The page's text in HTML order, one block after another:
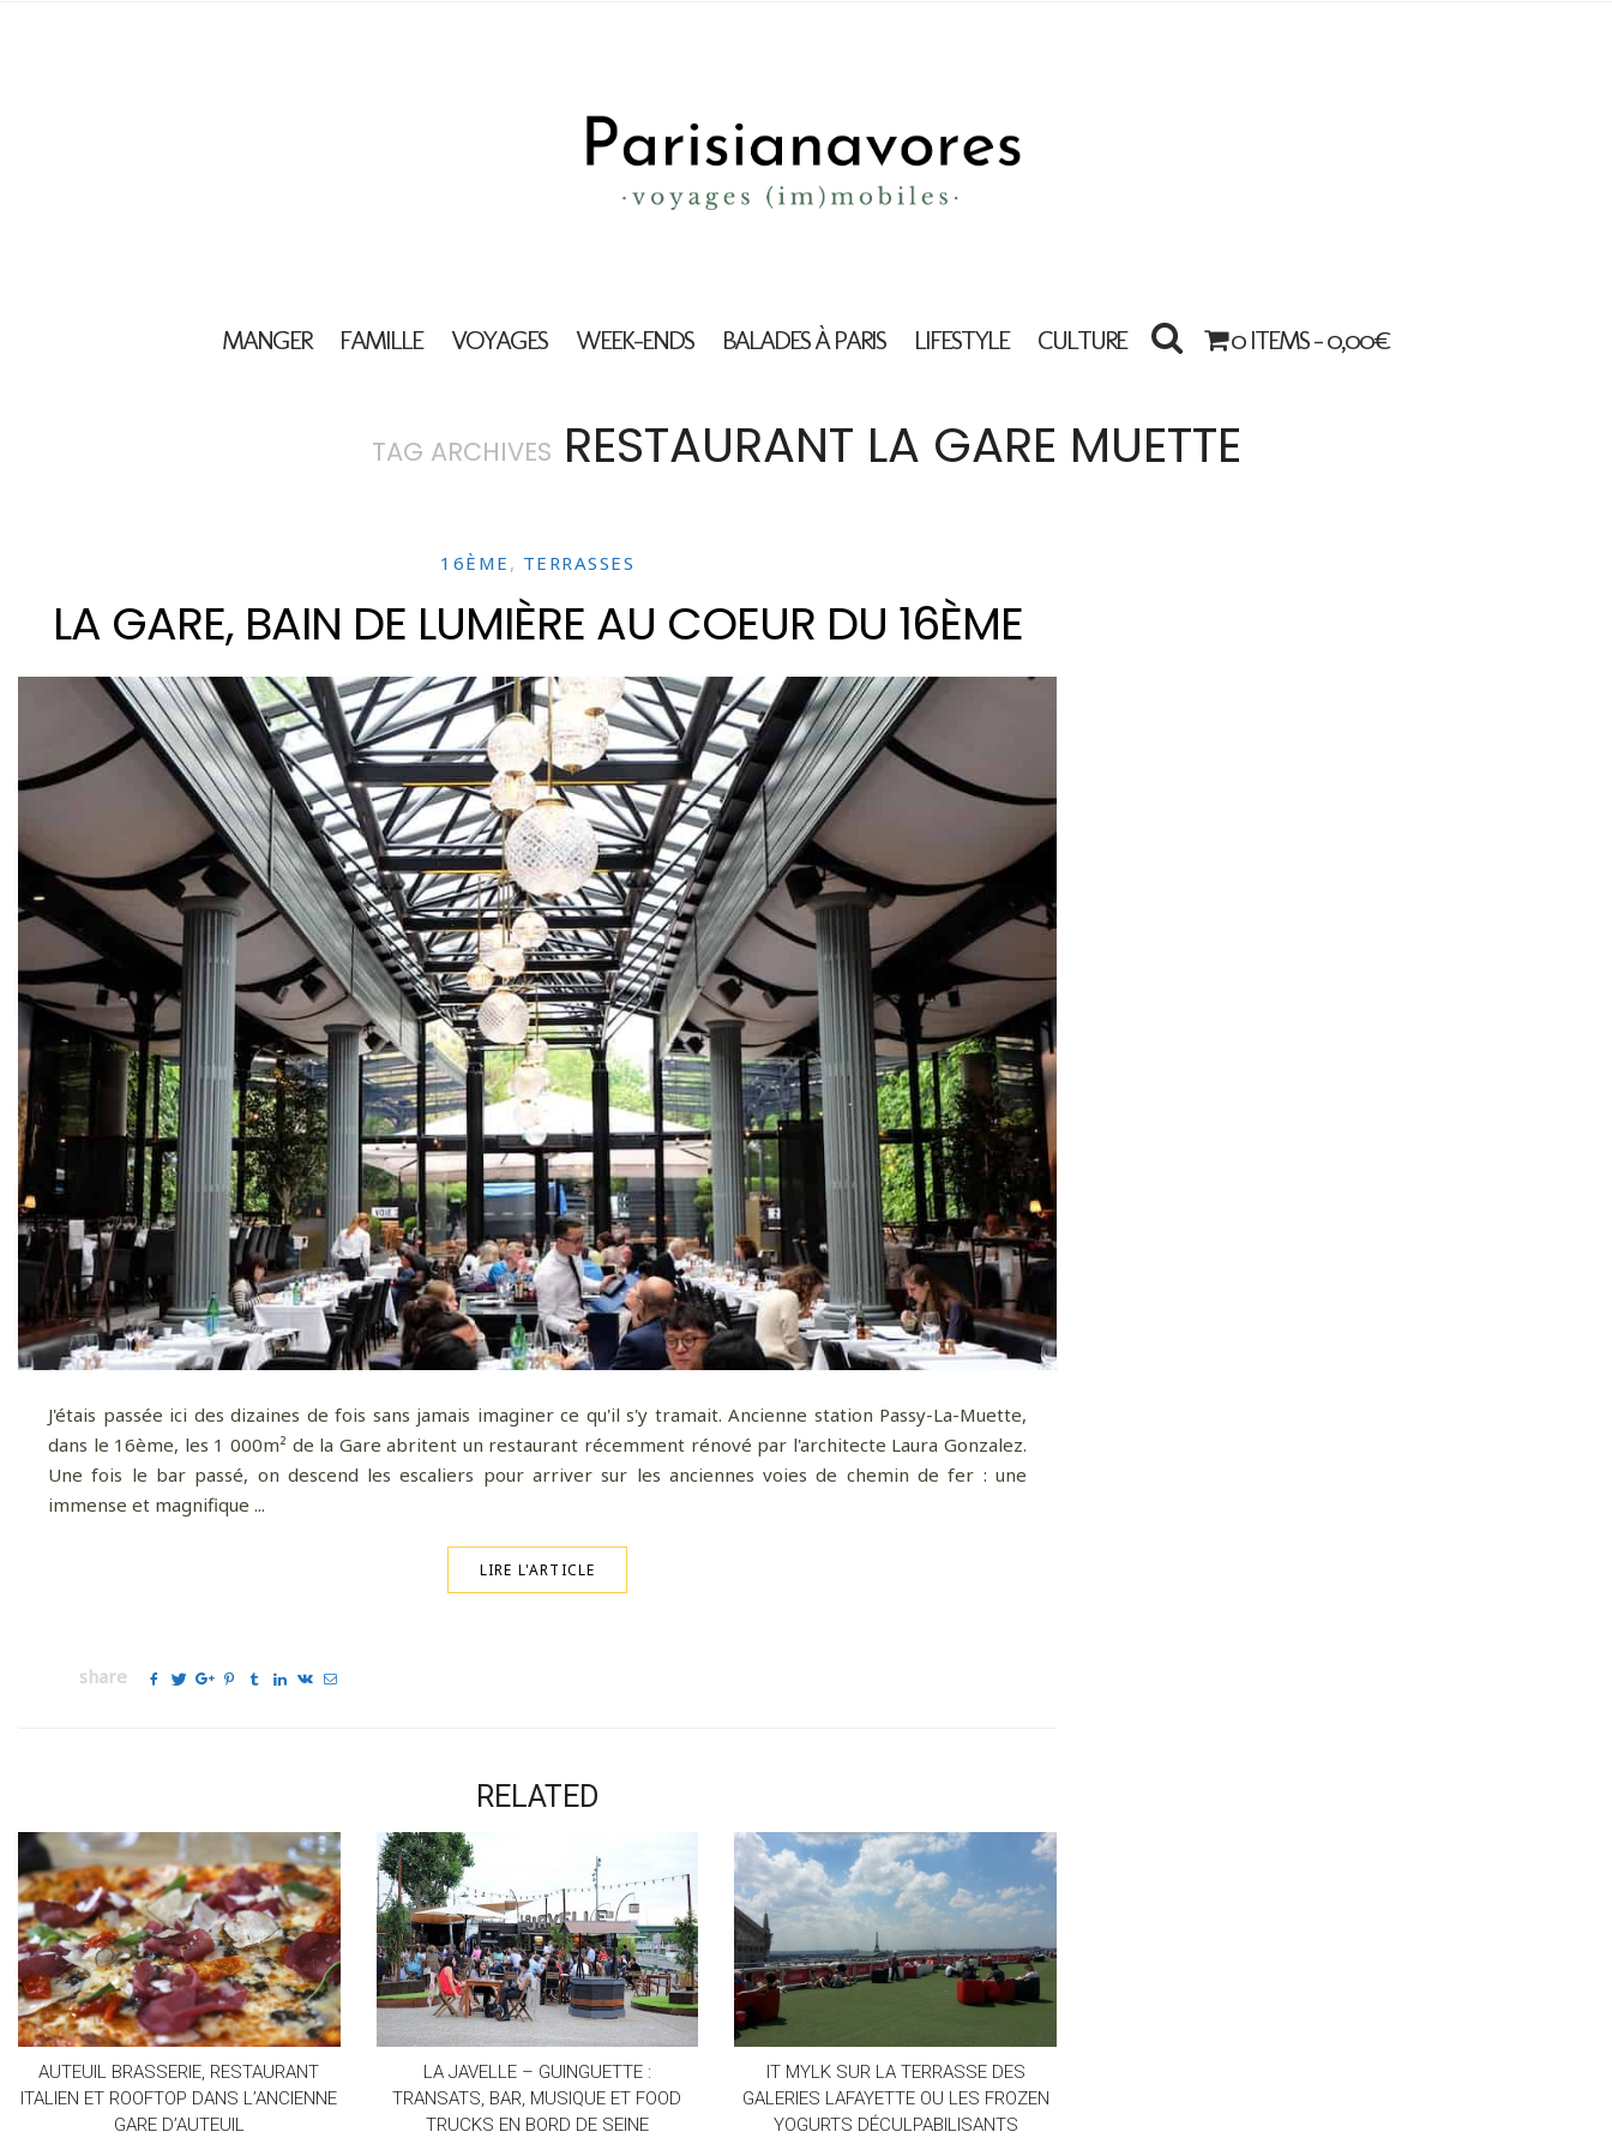
MANGER FAMILLE VOYAGES WEEK-ENDS BALADES À PARIS LIFESTYLE CULTURE 0 ITEMS -0,00€
TAG ARCHIVES RESTAURANT LA GARE MUETTE
16ÈME , TERRASSES
LA GARE, BAIN DE LUMIÈRE AU COEUR DU 16ÈME
J'étais passée ici des dizaines de fois sans jamais imaginer ce qu'il s'y tramait. Ancienne station Passy-La-Muette,
dans le 16ème, les 1 000m² de la Gare abritent un restaurant récemment rénové par l'architecte Laura Gonzalez.
Une fois le bar passé, on descend les escaliers pour arriver sur les anciennes voies de chemin de fer : une
immense et magnifique ...
LIRE L'ARTICLE
share
RELATED
AUTEUIL BRASSERIE, RESTAURANT
ITALIEN ET ROOFTOP DANS L’ANCIENNE
GARE D’AUTEUIL
LA JAVELLE – GUINGUETTE :
TRANSATS, BAR, MUSIQUE ET FOOD
TRUCKS EN BORD DE SEINE
IT MYLK SUR LA TERRASSE DES
GALERIES LAFAYETTE OU LES FROZEN
YOGURTS DÉCULPABILISANTS